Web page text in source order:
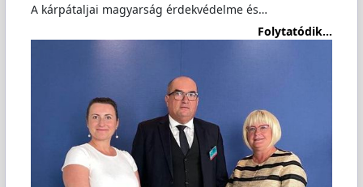
A kárpátaljai magyarság érdekvédelme és…
Folytatódik...